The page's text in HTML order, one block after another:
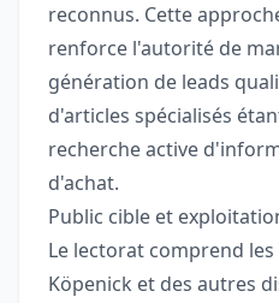
reconnus. Cette
renforce l'autorité de
génération de leads
d'articles spécialisés
recherche active
d'achat.
Public cible et
Le lectorat comprend
Köpenick et des autres